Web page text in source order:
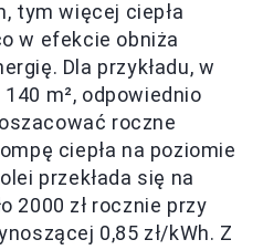
tym więcej ciepła
w efekcie obniża
Dla przykładu, w
m², odpowiednio
roczne
ciepła na poziomie
przekłada się na
2000 zł rocznie przy
0,85 zł/kWh. Z